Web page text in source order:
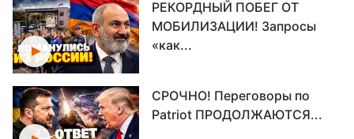
РЕКОРДНЫЙ ПОБЕГ ОТ
МОБИЛИЗАЦИИ! Запросы
«как...
СРОЧНО! Переговоры по
Patriot ПРОДОЛЖАЮТСЯ...